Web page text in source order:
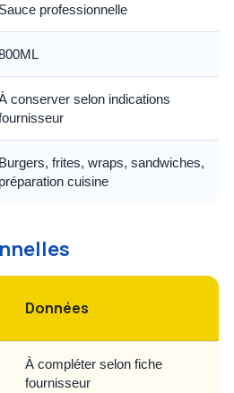
Sauce professionnelle
conserver selon indications
Burgers, frites, wraps, sandwiches,
préparation cuisine
Données
À compléter selon fiche
fournisseur